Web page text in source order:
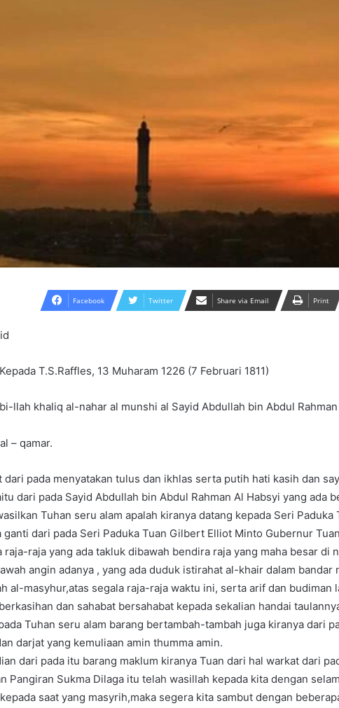
Facebook Twitter Share via Email Print
T.S.Raffles, 13 Muharam 1226 (7 Februari 1811)
llah khaliq al-nahar al munshi al Sayid Abdullah bin Abdul
– qamar.
dari pada menyatakan tulus dan ikhlas serta putih hati kasih dan
dari pada Sayid Abdullah bin Abdul Rahman Al Habsyi yang ada
Tuhan seru alam apalah kiranya datang kepada Seri Paduka
ganti dari pada Seri Paduka Tuan Gilbert Elliot Minto Gubernur
raja-raja yang ada takluk dibawah bendira raja yang maha besar di
angin adanya , yang ada duduk istirahat al-khair dalam bandar
al-masyhur,atas segala raja-raja waktu ini, serta arif dan budiman
dan sahabat bersahabat kepada sekalian handai
Tuhan seru alam barang bertambah-tambah juga kiranya dari
darjat yang kemuliaan amin thumma amin.
dari pada itu barang maklum kiranya Tuan dari hal warkat dari
Pangiran Sukma Dilaga itu telah wasillah kepada kita dengan
saat yang masyrih,maka segera kita sambut dengan